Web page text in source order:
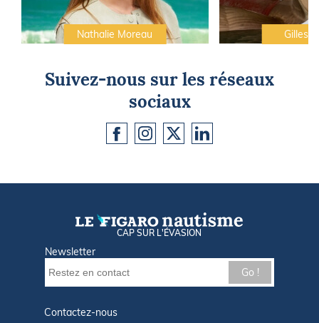
Nathalie Moreau Gilles
Suivez-nous sur les réseaux
sociaux
CAP SUR L'ÉVASION
Newsletter
Go !
Contactez-nous